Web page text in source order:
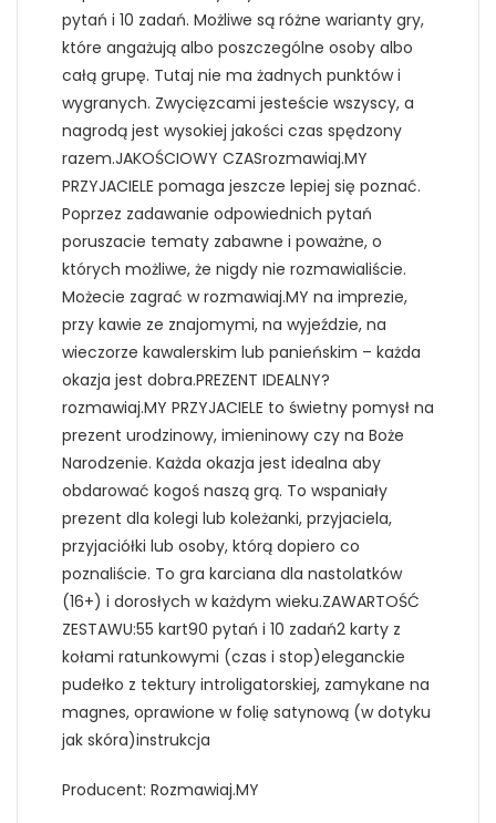
pytań i 10 zadań. Możliwe są różne warianty gry,
które angażują albo poszczególne osoby albo
całą grupę. Tutaj nie ma żadnych punktów i
wygranych. Zwycięzcami jesteście wszyscy, a
nagrodą jest wysokiej jakości czas spędzony
razem.JAKOŚCIOWY CZASrozmawiaj.MY
PRZYJACIELE pomaga jeszcze lepiej się poznać.
Poprzez zadawanie odpowiednich pytań
poruszacie tematy zabawne i poważne, o
których możliwe, że nigdy nie rozmawialiście.​
Możecie zagrać w rozmawiaj.MY na imprezie,
przy kawie ze znajomymi, na wyjeździe, na
wieczorze kawalerskim lub panieńskim – każda
okazja jest dobra.PREZENT IDEALNY?
rozmawiaj.MY PRZYJACIELE to świetny pomysł na
prezent urodzinowy, imieninowy czy na Boże
Narodzenie. Każda okazja jest idealna aby
obdarować kogoś naszą grą. To wspaniały
prezent dla kolegi lub koleżanki, przyjaciela,
przyjaciółki lub osoby, którą dopiero co
poznaliście. To gra karciana dla nastolatków
(16+) i dorosłych w każdym wieku.ZAWARTOŚĆ
ZESTAWU:55 kart90 pytań i 10 zadań2 karty z
kołami ratunkowymi (czas i stop)eleganckie
pudełko z tektury introligatorskiej, zamykane na
magnes, oprawione w folię satynową (w dotyku
jak skóra)instrukcja
Producent: Rozmawiaj.MY